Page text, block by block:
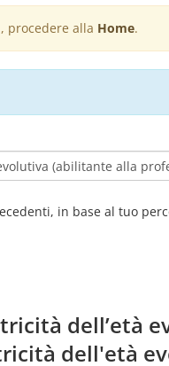
procedere alla Home.
in base al tuo
dell’età
dell'età